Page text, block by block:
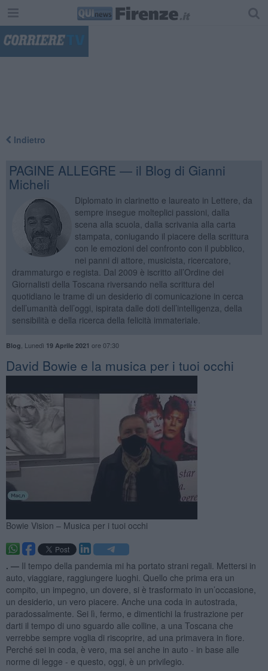
Indietro
PAGINE ALLEGRE — il Blog di Gianni
Micheli
Diplomato in clarinetto e laureato in Lettere, da
sempre insegue molteplici passioni, dalla
scena alla scuola, dalla scrivania alla carta
stampata, coniugando il piacere della scrittura
con le emozioni del confronto con il pubblico,
nei panni di attore, musicista, ricercatore,
drammaturgo e regista. Dal 2009 è iscritto all’Ordine dei
Giornalisti della Toscana riversando nella scrittura del
quotidiano le trame di un desiderio di comunicazione in cerca
dell’umanità dell’oggi, ispirata dalle doti dell’intelligenza, della
sensibilità e della ricerca della felicità immateriale.
Blog Lunedì 19 Aprile 2021 ore 07:30
David Bowie e la musica per i tuoi occhi
Bowie Vision – Musica per i tuoi occhi
. — Il tempo della pandemia mi ha portato strani regali. Mettersi in
auto, viaggiare, raggiungere luoghi. Quello che prima era un
compito, un impegno, un dovere, si è trasformato in un’occasione,
un desiderio, un vero piacere. Anche una coda in autostrada,
paradossalmente. Sei lì, fermo, e dimentichi la frustrazione per
darti il tempo di uno sguardo alle colline, a una Toscana che
verrebbe sempre voglia di riscoprire, ad una primavera in fiore.
Perché sei in coda, è vero, ma sei anche in auto - in base alle
norme di legge - e questo, oggi, è un privilegio.